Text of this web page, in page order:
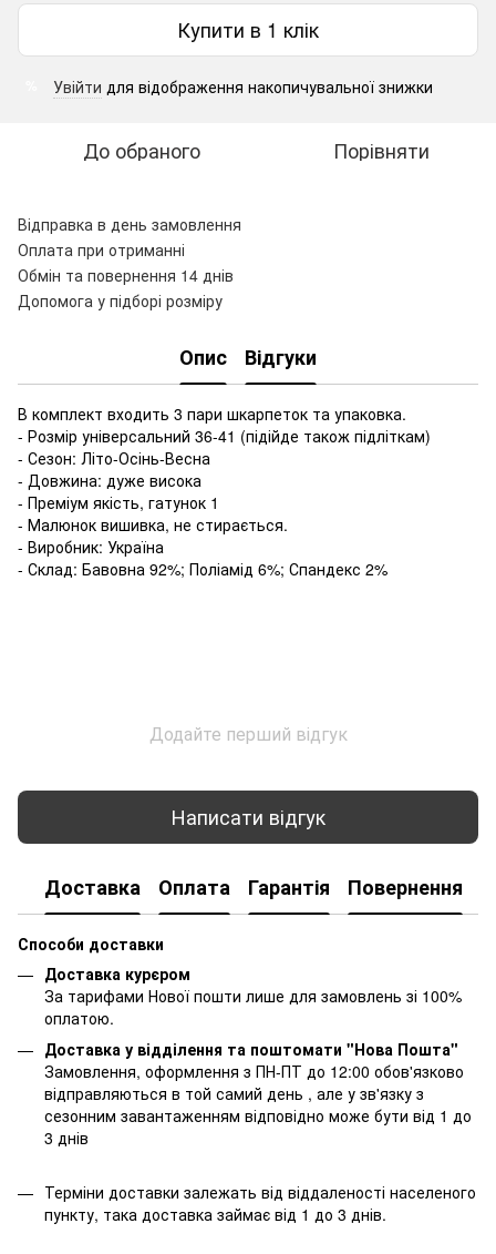
Купити в 1 клік
Увійти для відображення накопичувальної знижки
До обраного Порівняти
Відправка в день замовлення
Оплата при отриманні
Обмін та повернення 14 днів
Допомога у підборі розміру
Опис Відгуки
В комплект входить 3 пари шкарпеток та упаковка.
- Розмір універсальний 36-41 (підійде також підліткам)
- Сезон: Літо-Осінь-Весна
- Довжина: дуже висока
- Преміум якість, гатунок 1
- Малюнок вишивка, не стирається.
- Виробник: Україна
- Склад: Бавовна 92%; Поліамід 6%; Спандекс 2%
Додайте перший відгук
Написати відгук
Доставка Оплата Гарантія Повернення
Способи доставки
Доставка курєром
За тарифами Нової пошти лише для замовлень зі 100%
оплатою.
Доставка у відділення та поштомати "Нова Пошта"
Замовлення, оформлення з ПН-ПТ до 12:00 обов'язково
відправляються в той самий день , але у зв'язку з
сезонним завантаженням відповідно може бути від 1 до
3 днів
Терміни доставки залежать від віддаленості населеного
пункту, така доставка займає від 1 до 3 днів.